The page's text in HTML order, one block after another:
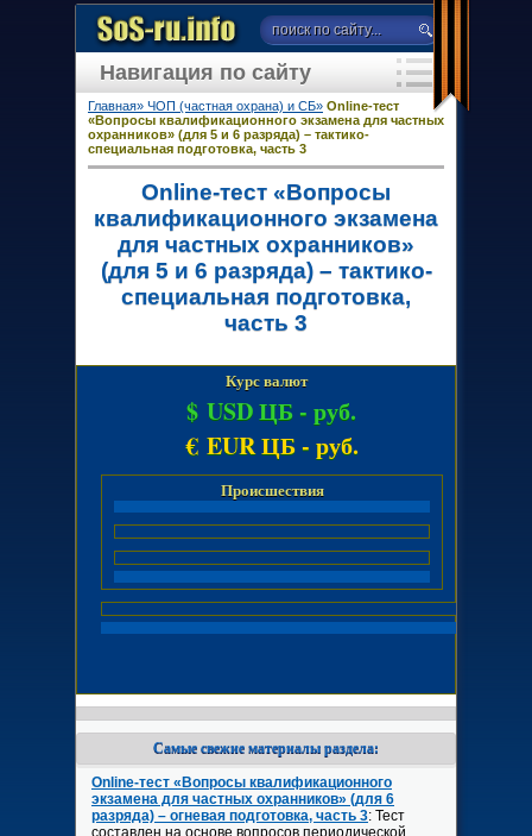
Главная» ЧОП (частная охрана) и СБ» Online-тест
«Вопросы квалификационного экзамена для частных
охранников» (для 5 и 6 разряда) – тактико-
специальная подготовка, часть 3
Online-тест «Вопросы
квалификационного экзамена
для частных охранников»
(для 5 и 6 разряда) – тактико-
специальная подготовка,
часть 3
Курс валют
$ USD ЦБ - руб.
€ EUR ЦБ - руб.
Происшествия
Самые свежие материалы раздела:
Online-тест «Вопросы квалификационного
экзамена для частных охранников» (для 6
разряда) – огневая подготовка, часть 3: Тест
составлен на основе вопросов периодической
Навигация по сайту